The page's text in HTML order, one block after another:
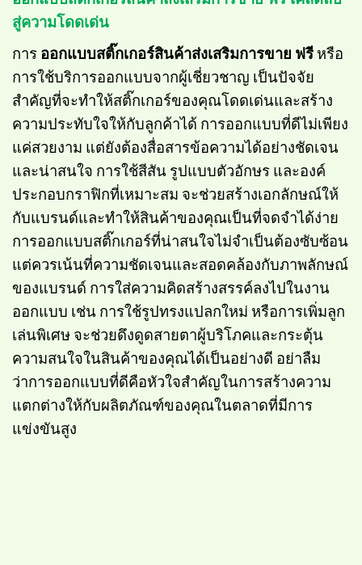
สู่ความโดดเด่น
การ ออกแบบสติ๊กเกอร์สินค้าส่งเสริมการขาย ฟรีหรือ
การใช้บริการออกแบบจากผู้เชี่ยวชาญ เป็นปัจจัย
สำคัญที่จะทำให้สติ๊กเกอร์ของคุณโดดเด่นและสร้าง
ความประทับใจให้กับลูกค้าได้ การออกแบบที่ดีไม่เพียง
แค่สวยงาม แต่ยังต้องสื่อสารข้อความได้อย่างชัดเจน
และน่าสนใจ การใช้สีสัน รูปแบบตัวอักษร และองค์
ประกอบกราฟิกที่เหมาะสม จะช่วยสร้างเอกลักษณ์ให้
กับแบรนด์และทำให้สินค้าของคุณเป็นที่จดจำได้ง่าย
การออกแบบสติ๊กเกอร์ที่น่าสนใจไม่จำเป็นต้องซับซ้อน
แต่ควรเน้นที่ความชัดเจนและสอดคล้องกับภาพลักษณ์
ของแบรนด์ การใส่ความคิดสร้างสรรค์ลงไปในงาน
ออกแบบ เช่น การใช้รูปทรงแปลกใหม่ หรือการเพิ่มลูก
เล่นพิเศษ จะช่วยดึงดูดสายตาผู้บริโภคและกระตุ้น
ความสนใจในสินค้าของคุณได้เป็นอย่างดี อย่าลืม
ว่าการออกแบบที่ดีคือหัวใจสำคัญในการสร้างความ
แตกต่างให้กับผลิตภัณฑ์ของคุณในตลาดที่มีการ
แข่งขันสูง